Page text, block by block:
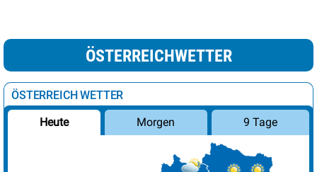
ÖSTERREICHWETTER
ÖSTERREICH WETTER
Heute Morgen 9 Tage